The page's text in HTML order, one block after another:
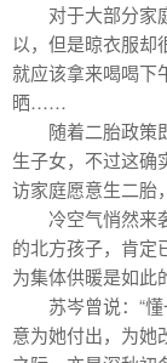
对于大部分家庭
以，但是晾衣服却
就应该拿来喝喝下
晒……
随着二胎政策即
生子女，不过这确
访家庭愿意生二
冷空气悄然来袭
的北方孩子，肯定
为集体供暖是如
苏岑曾说：“懂
意为她付出，为她